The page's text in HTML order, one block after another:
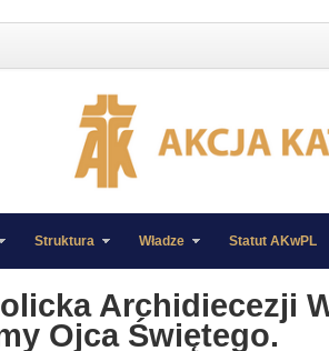
Struktura Władze Statut AKwPL
Archidiecezji
Ojca Świętego.